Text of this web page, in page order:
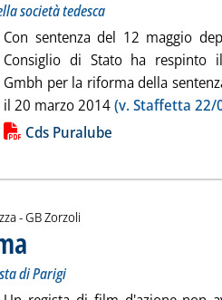
società tedesca
Con sentenza del 12 maggio
Consiglio di Stato ha respinto
Gmbh per la riforma della
il 20 marzo 2014(v. Staffetta 22/
notizia
Cds Puralube
-di:
GB Zorzoli
di Parigi